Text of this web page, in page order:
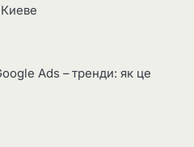
Ads – тренди: як це